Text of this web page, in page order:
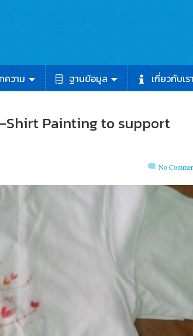
ความ ฐานข้อมูล เกี่ยวกับเรา
Shirt Painting to support
No